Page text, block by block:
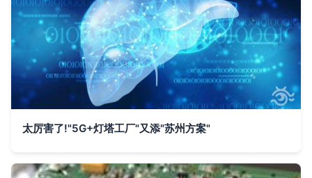
太厉害了!"5G+灯塔工厂"又添"苏州方案"